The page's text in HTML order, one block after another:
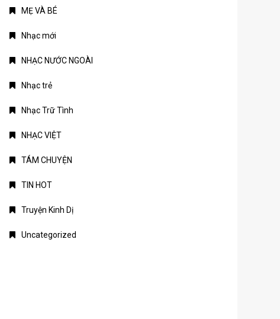
MẸ VÀ BÉ
Nhạc mới
NHẠC NƯỚC NGOÀI
Nhạc trẻ
Nhạc Trữ Tình
NHẠC VIỆT
TÁM CHUYỆN
TIN HOT
Truyện Kinh Dị
Uncategorized